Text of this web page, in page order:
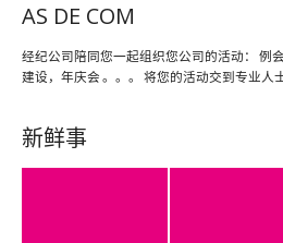
AS DE COM
经纪公司陪同您一起组织您公司的活动： 例
建设，年庆会 。。。 将您的活动交到专业人
新鲜事